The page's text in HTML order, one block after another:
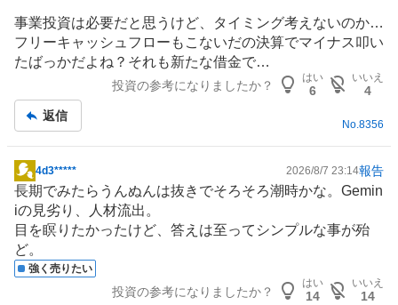
様
子
見
%
売
り
た
い
0
%
、
強
事業投資は必要だと思うけど、タイミング考えないのか…
フリーキャッシュフローもこないだの決算でマイナス叩い
たばっかだよね？それも新たな借金で…
投資の参考になりましたか？
はい
6
いいえ
4
返信
No.8356
掲
示
板
記
事
4d3***** 2026/8/7 23:14報告
長期でみたらうんぬんは抜きでそろそろ潮時かな。Gemin
iの見劣り、人材流出。
目を瞑りたかったけど、答えは至ってシンプルな事が殆
ど。
強く売りたい
投資の参考になりましたか？
はい
14
いいえ
14